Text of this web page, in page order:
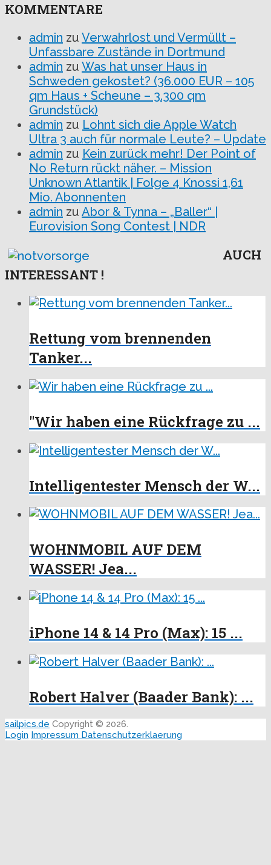
KOMMENTARE
admin zu Verwahrlost und Vermüllt –
Unfassbare Zustände in Dortmund
admin zu Was hat unser Haus in
Schweden gekostet? (36.000 EUR – 105
qm Haus + Scheune – 3.300 qm
Grundstück)
admin zu Lohnt sich die Apple Watch
Ultra 3 auch für normale Leute? – Update
admin zu Kein zurück mehr! Der Point of
No Return rückt näher. – Mission
Unknown Atlantik | Folge 4 Knossi 1,61
Mio. Abonnenten
admin zu Abor & Tynna – „Baller“ |
Eurovision Song Contest | NDR
AUCH
INTERESSANT !
Rettung vom brennenden
Tanker...
"Wir haben eine Rückfrage zu ...
Intelligentester Mensch der W...
WOHNMOBIL AUF DEM
WASSER! Jea...
iPhone 14 & 14 Pro (Max): 15 ...
Robert Halver (Baader Bank): ...
sailpics.de Copyright © 2026.
Login Impressum Datenschutzerklaerung